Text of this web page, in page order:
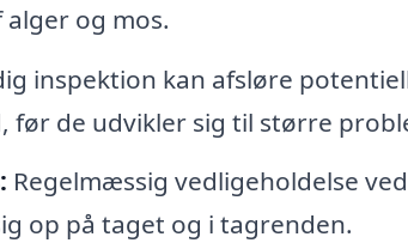
og mos.
inspektion kan afsløre
de udvikler sig til større
Regelmæssig vedligeholdelse
op på taget og i tagrenden.